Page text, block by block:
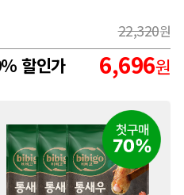
22,320원
할인가 6,696원